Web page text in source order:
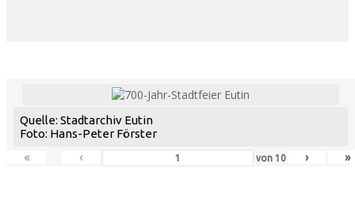
Quelle: Stadtarchiv Eutin
Foto: Hans-Peter Förster
«
‹ von 10 › »